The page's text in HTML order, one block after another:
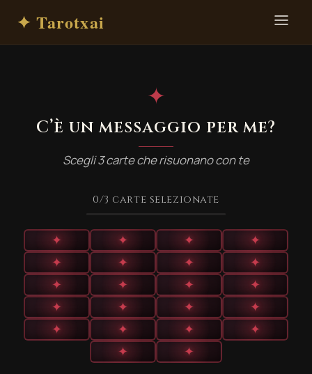
✦ Tarotxai
✦
C’è un messaggio per me?
Scegli 3 carte che risuonano con te
0/3 carte selezionate
✦ ✦ ✦
✦
✦
✦ ✦
✦
✦
✦ ✦
✦
✦
✦ ✦
✦
✦
✦ ✦
✦
✦
✦